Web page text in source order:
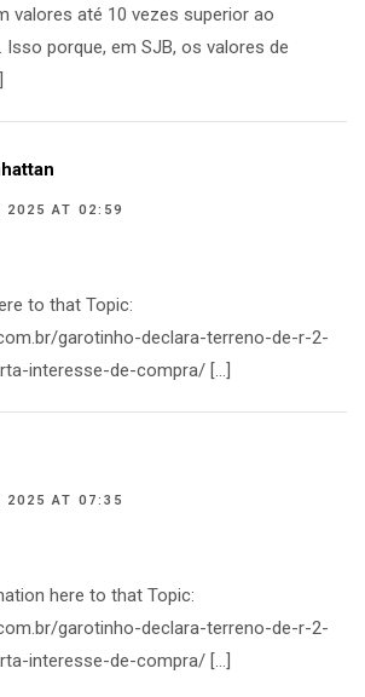
valores até 10 vezes superior ao
Isso porque, em SJB, os valores de
2025 AT 02:59
to that Topic:
garotinho-declara-terreno-de-r-2-
interesse-de-compra/ […]
2025 AT 07:35
here to that Topic:
garotinho-declara-terreno-de-r-2-
interesse-de-compra/ […]